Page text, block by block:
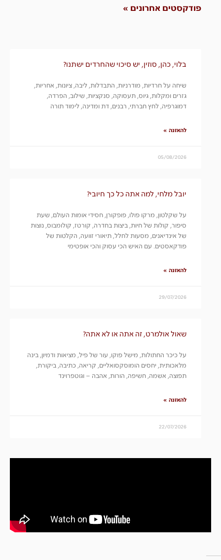
פודקסטים אחרונים »
בלוי, כהן, סוזין, יש סיכוי שהחרדים ישתנו?
שיחה על חרדיות, מודרניות, התבדלות, ליבה, ציונות, אחריות,
גזרים ומקלות, גיוס, תעסוקה, סנקציות, שילוב, הפרדה,
דמוגרפיה, לחץ חברתי, רבנים, דת ומדינה, לימוד תורה
להאזנה »
05/08/2026
יובל מלחי, למה אתה כל כך חיובי?
על שקלטון, מרקו פולו, פופקורן, חסידי אומות העולם, שעת
סיפור, קולות של חיות, ביצות בחדרה, קורטז, קולומבוס, נוצות
של אינדיאנים, מסעות לחלל, תיאורי זוועה, הקלטות של
פודקאסטים. עם האיש הכי עסוק והכי אופטימי
להאזנה »
29/07/2026
שאול אולמרט, זה אתה או לא אתה?
על כיכר החתולות, מישל פוקו, עור של פיל, מציאות ודמיון, בינה
מלאכותית, יחסים הומוסקסואליים, קריאה, כתיבה, ביקורת,
תפוצה, אשמה, חשיפה, הורות, אהבה – וגוטפרוינד
להאזנה »
22/07/2026